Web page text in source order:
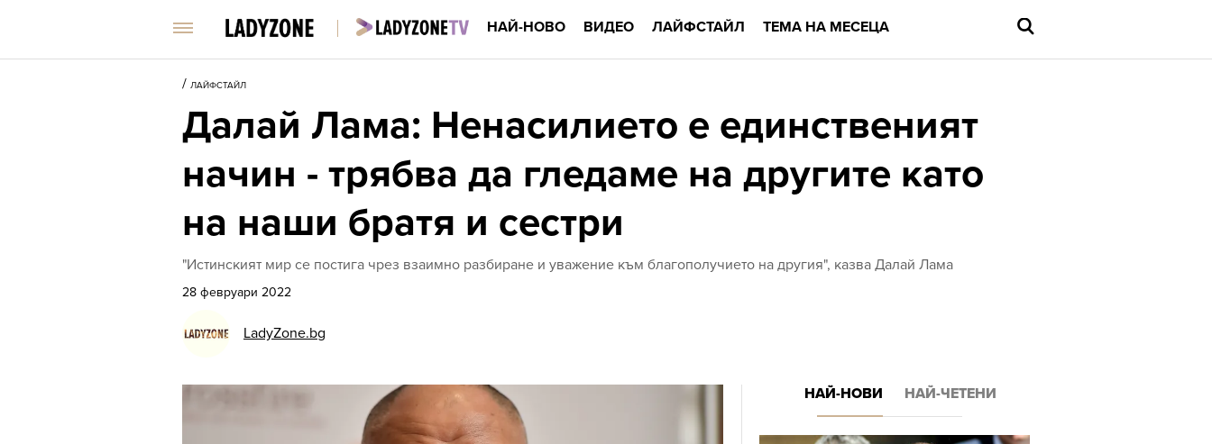
НАЙ-НОВО ВИДЕО ЛАЙФСТАЙЛ ТЕМА НА МЕСЕЦА
/ ЛАЙФСТАЙЛ
Далай Лама: Ненасилието е единственият
начин - трябва да гледаме на другите като
на наши братя и сестри
"Истинският мир се постига чрез взаимно разбиране и уважение към благополучието на другия", казва Далай Лама
28 февруари 2022
LadyZone.bg
НАЙ-НОВИ НАЙ-ЧЕТЕНИ